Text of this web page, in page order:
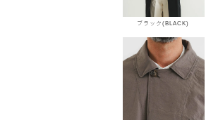
ブラック(BLACK)